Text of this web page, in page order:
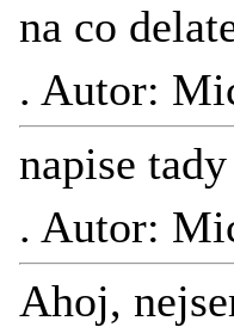
na co
. Autor:
napise
. Autor:
Ahoj,